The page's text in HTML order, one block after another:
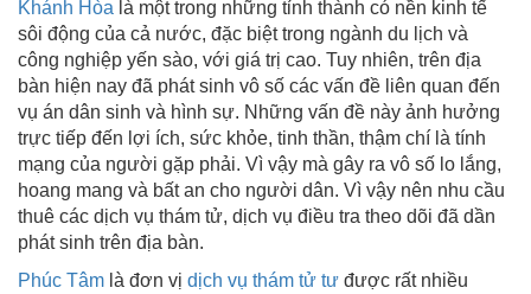
Khánh Hòa là một trong những tỉnh thành có nền kinh tế
sôi động của cả nước, đặc biệt trong ngành du lịch và
công nghiệp yến sào, với giá trị cao. Tuy nhiên, trên địa
bàn hiện nay đã phát sinh vô số các vấn đề liên quan đến
vụ án dân sinh và hình sự. Những vấn đề này ảnh hưởng
trực tiếp đến lợi ích, sức khỏe, tinh thần, thậm chí là tính
mạng của người gặp phải. Vì vậy mà gây ra vô số lo lắng,
hoang mang và bất an cho người dân. Vì vậy nên nhu cầu
thuê các dịch vụ thám tử, dịch vụ điều tra theo dõi đã dần
phát sinh trên địa bàn.
Phúc Tâm là đơn vị dịch vụ thám tử tư được rất nhiều